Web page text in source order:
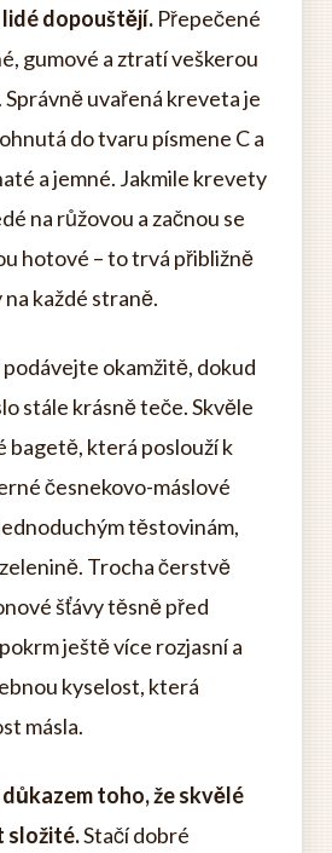
dopouštějí. Přepečené
gumové a ztratí veškerou
uvařená kreveta je
do tvaru písmene C a
a jemné. Jakmile krevety
na růžovou a začnou se
hotové – to trvá přibližně
každé straně.
okamžitě, dokud
stále krásně teče. Skvěle
bagetě, která poslouží k
česnekovo-máslové
těstovinám,
Trocha čerstvě
šťávy těsně před
ještě více rozjasní a
kyselost, která
másla.
toho, že skvělé
složité.Stačí dobré